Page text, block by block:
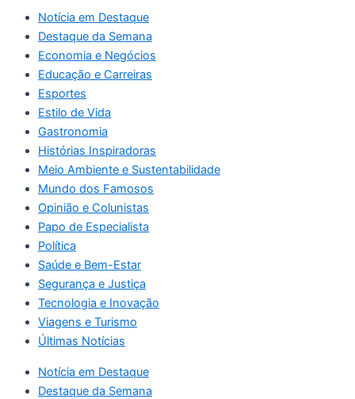
Notícia em Destaque
Destaque da Semana
Economia e Negócios
Educação e Carreiras
Esportes
Estilo de Vida
Gastronomia
Histórias Inspiradoras
Meio Ambiente e Sustentabilidade
Mundo dos Famosos
Opinião e Colunistas
Papo de Especialista
Política
Saúde e Bem-Estar
Segurança e Justiça
Tecnologia e Inovação
Viagens e Turismo
Últimas Notícias
Notícia em Destaque
Destaque da Semana